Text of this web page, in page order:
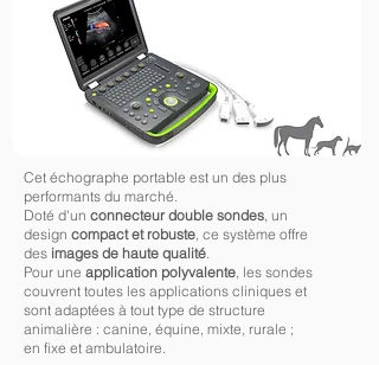
Cet échographe portable est un des plus
performants du marché.
Doté d'un connecteur double sondes, un
design compact et robuste, ce système offre
des images de haute qualité.
Pour une application polyvalente, les sondes
couvrent toutes les applications cliniques et
sont adaptées à tout type de structure
animalière : canine, équine, mixte, rurale ;
en fixe et ambulatoire.